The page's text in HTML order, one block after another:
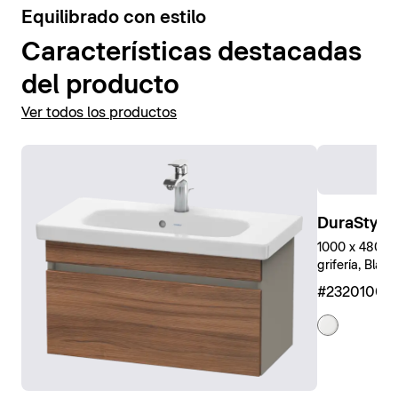
3
Equilibrado con estilo
Características destacadas
del producto
Ver todos los productos
DuraStyle
1000 x 480
grifería,